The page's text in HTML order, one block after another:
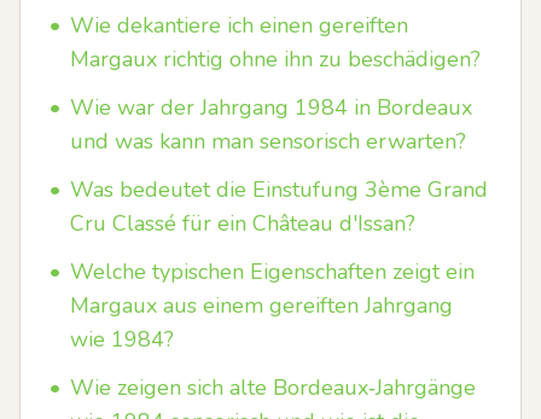
• Wie dekantiere ich einen gereiften
Margaux richtig ohne ihn zu beschädigen?
• Wie war der Jahrgang 1984 in Bordeaux
und was kann man sensorisch erwarten?
• Was bedeutet die Einstufung 3ème Grand
Cru Classé für ein Château d'Issan?
• Welche typischen Eigenschaften zeigt ein
Margaux aus einem gereiften Jahrgang
wie 1984?
• Wie zeigen sich alte Bordeaux‑Jahrgänge